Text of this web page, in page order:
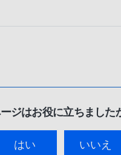
ジはお役に立ちました
はい いいえ